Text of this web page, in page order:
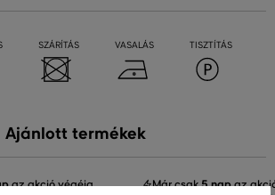
SZÁRÍTÁS VASALÁS TISZTÍTÁS
Ajánlott termékek
az akció végéig Már csak5 napaz